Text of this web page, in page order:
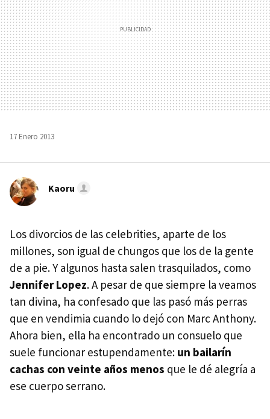
17 Enero 2013
Kaoru
Los divorcios de las celebrities, aparte de los
millones, son igual de chungos que los de la gente
de a pie. Y algunos hasta salen trasquilados, como
Jennifer Lopez. A pesar de que siempre la veamos
tan divina, ha confesado que las pasó más perras
que en vendimia cuando lo dejó con Marc Anthony.
Ahora bien, ella ha encontrado un consuelo que
suele funcionar estupendamente: un bailarín
cachas con veinte años menos que le dé alegría a
ese cuerpo serrano.